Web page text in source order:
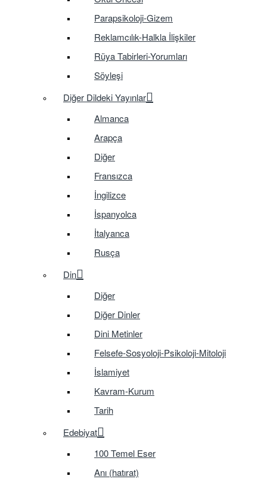
Parapsikoloji-Gizem
Reklamcılık-Halkla İlişkiler
Rüya Tabirleri-Yorumları
Söyleşi
Diğer Dildeki Yayınlar
Almanca
Arapça
Diğer
Fransızca
İngilizce
İspanyolca
İtalyanca
Rusça
Din
Diğer
Diğer Dinler
Dini Metinler
Felsefe-Sosyoloji-Psikoloji-Mitoloji
İslamiyet
Kavram-Kurum
Tarih
Edebiyat
100 Temel Eser
Anı (hatırat)